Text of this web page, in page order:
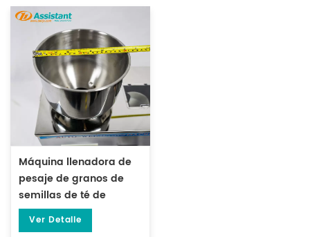
Máquina llenadora de
pesaje de granos de
semillas de té de
partículas de 1-100
gramos DL-FZ-100
Ver Detalle